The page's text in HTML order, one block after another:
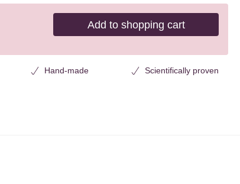
Add to shopping cart
Hand-made Scientifically proven